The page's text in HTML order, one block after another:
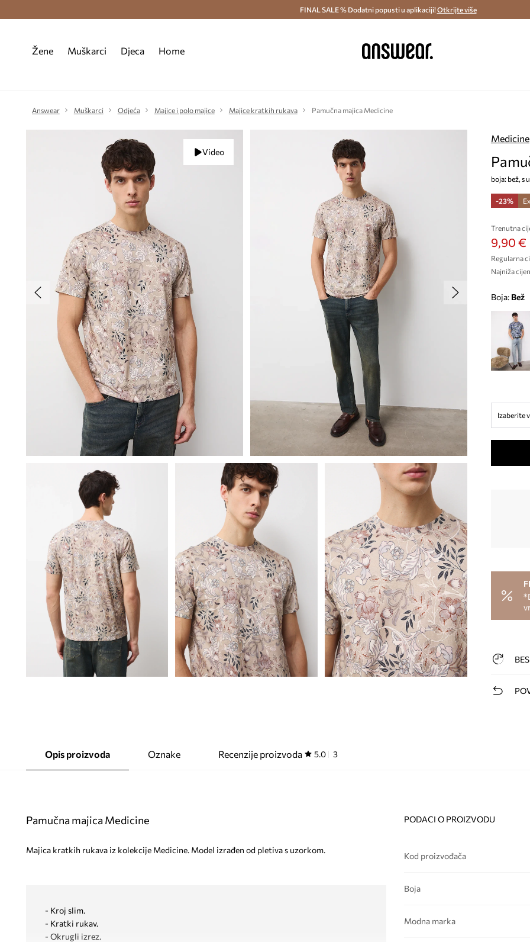
Besplatna dostava i povrat (od 70€) > Dostava u roku 48 sati >
FINAL SALE % Dodatni popusti u aplikaciji!Otkrijte više
Žene Muškarci Djeca Home
Answear Muškarci Odjeća Majice i polo majice Majice kratkih rukava Pamučna majica Medicine
Video
Medicine
boja: bež, s
-23%
Trenutna
9,90 €
Regularna
Najniža
Boja: bež
Izaberite
Opis proizvoda Oznake Recenzije proizvoda 5.0 3
Pamučna majica Medicine
Majica kratkih rukava iz kolekcije Medicine. Model izrađen od pletiva s uzorkom.
- Kroj slim.
- Kratki rukav.
- Okrugli izrez.
PODACI O PROIZVODU
Kod proizvođača
Boja
Modna marka